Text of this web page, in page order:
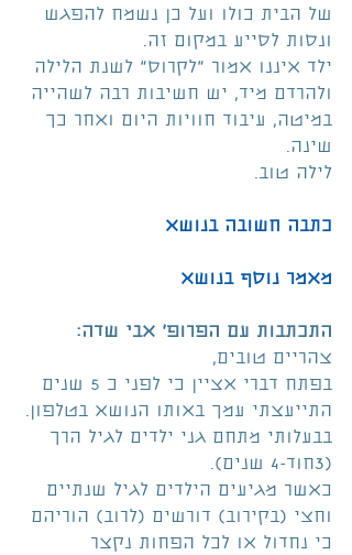
של הבית כולו ועל כן נשמח להפגש
ונסות לסייע במקום זה.
ילד איננו אמור "לקרוס" לשנת הלילה
ולהרדם מיד, יש חשיבות רבה לשהייה
במיטה, עיבוד חוויות היום ואחר כך
שינה.
לילה טוב.
כתבה חשובה בנושא
מאמר נוסף בנושא
התכתבות עם הפרופ' אבי שדה:
צהריים טובים,
בפתח דברי אציין כי לפני כ 5 שנים
התייעצתי עמך באותו הנושא בטלפון.
בבעלותי מתחם גני ילדים לגיל הרך
(3חוד-4 שנים).
כאשר מגיעים הילדים לגיל שנתיים
וחצי (בקירוב) דורשים (לרוב) הוריהם
כי נחדול או לכל הפחות נקצר